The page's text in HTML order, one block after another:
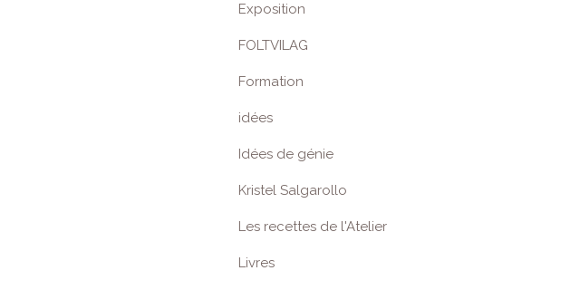
Exposition
FOLTVILAG
Formation
idées
Idées de génie
Kristel Salgarollo
Les recettes de l'Atelier
Livres